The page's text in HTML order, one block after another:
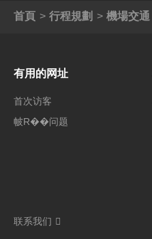
首頁 行程規劃 機場交通
有用的网址
首次访客
帔R��问题
联系我们